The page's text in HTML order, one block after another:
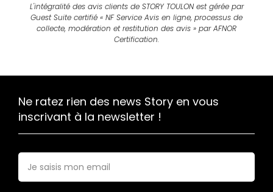
Expérience du 24/10/2023
Publié le 29/10/2023
10 Très belle qualité des meubles
Nous sommes ravis de savoir que vous avez
apprécié la qualité de nos produits. Chez STORY,
L'intégralité des avis clients de STORY TOULON est gérée par
Guest Suite certifié « NF Service Avis en ligne, processus de
collecte, modération et restitution des avis » par AFNOR
Certification.
Ne ratez rien des news Story en vous
inscrivant à la newsletter !
E-
mail
*